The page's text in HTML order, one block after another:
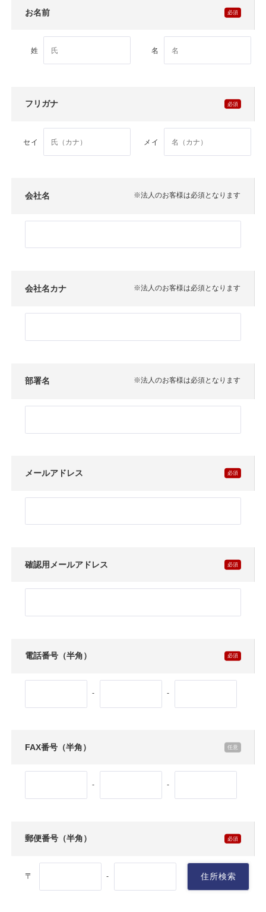
お名前
姓 名
フリガナ
セイ メイ
会社名 ※法人のお客様は必須となります
会社名カナ ※法人のお客様は必須となります
部署名 ※法人のお客様は必須となります
メールアドレス
確認用メールアドレス
電話番号（半角）
- -
FAX番号（半角）
- -
郵便番号（半角）
〒 - 住所検索